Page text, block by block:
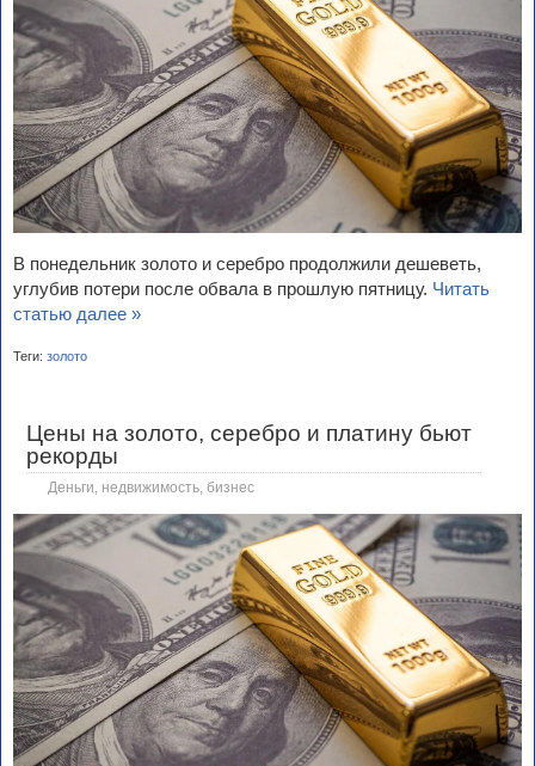
В понедельник золото и серебро продолжили дешеветь,
углубив потери после обвала в прошлую пятницу. Читать
статью далее »
Теги: золото
Цены на золото, серебро и платину бьют
рекорды
Деньги, недвижимость, бизнес